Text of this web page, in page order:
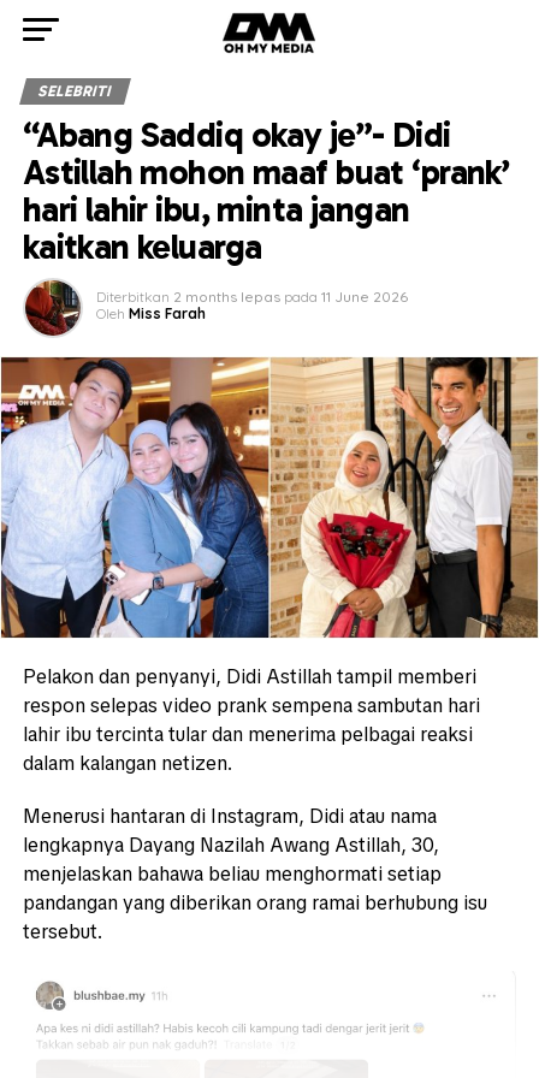
SELEBRITI
“Abang Saddiq okay je”- Didi
Astillah mohon maaf buat ‘prank’
hari lahir ibu, minta jangan
kaitkan keluarga
Diterbitkan 2 months lepas pada 11 June 2026
Oleh Miss Farah
Pelakon dan penyanyi, Didi Astillahtampil memberi
respon selepas video prank sempena sambutan hari
lahir ibu tercinta tular dan menerima pelbagai reaksi
dalam kalangan netizen.
Menerusi hantaran di Instagram, Didi atau nama
lengkapnya Dayang Nazilah Awang Astillah, 30,
menjelaskan bahawa beliau menghormati setiap
pandangan yang diberikan orang ramai berhubung isu
tersebut.